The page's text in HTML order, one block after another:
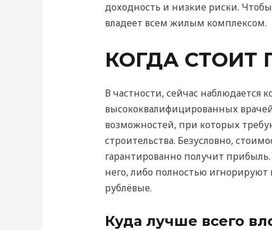
доходность и низкие риски.
владеет всем жилым комплексом.
КОГДА СТОИТ
В частности, сейчас наблюдается
высококвалифицированных
возможностей, при которых
строительства. Безусловно,
гарантированно получит
него, либо полностью игнорируют
рублёвые.
Куда лучше всего